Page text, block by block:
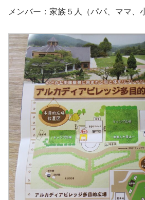
メンバー：家族５人（パパ、ママ、